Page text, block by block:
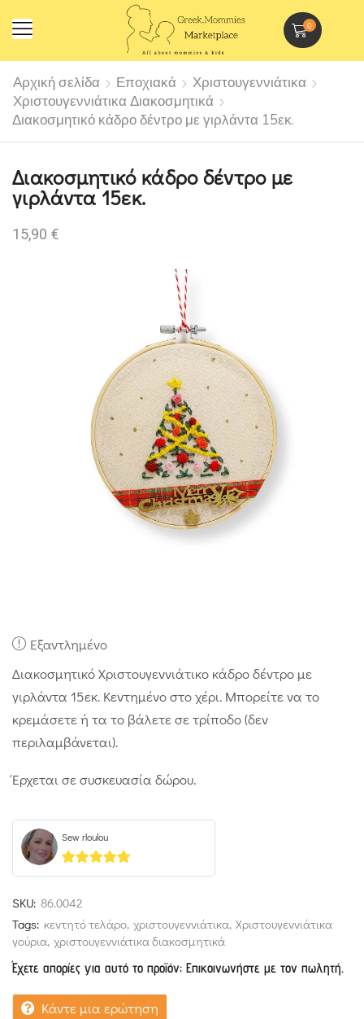
0
Αρχική σελίδα Εποχιακά
Χριστουγεννιάτικα
Χριστουγεννιάτικα Διακοσμητικά
Διακοσμητικό κάδρο δέντρο με γιρλάντα 15εκ.
Διακοσμητικό κάδρο δέντρο με
γιρλάντα 15εκ.
15,90 €
Εξαντλημένο
Διακοσμητικό Χριστουγεννιάτικο κάδρο δέντρο με
γιρλάντα 15εκ. Κεντημένο στο χέρι. Μπορείτε να το
κρεμάσετε ή τα το βάλετε σε τρίποδο (δεν
περιλαμβάνεται).
Έρχεται σε συσκευασία δώρου.
Sew rloulou
5out of 5
SKU: 86.0042
Tags: κεντητό τελάρο, χριστουγεννιάτικα, Χριστουγεννιάτικα
γούρια, χριστουγεννιάτικα διακοσμητικά
Έχετε απορίες για αυτό το προϊόν; Επικοινωνήστε με τον πωλητή.
Κάντε μια ερώτηση